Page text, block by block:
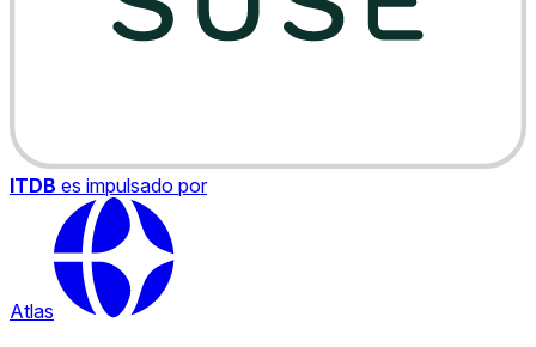
ITDB es impulsado por
Atlas